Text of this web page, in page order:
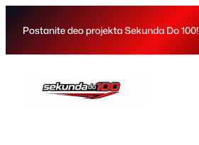
Postanite deo projekta Sekunda Do 100!